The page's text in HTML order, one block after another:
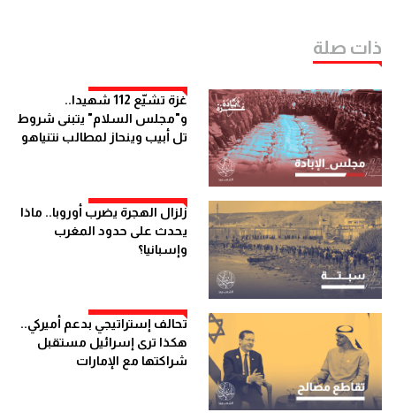
ذات صلة
غزة تشيّع 112 شهيدا..
و"مجلس السلام" يتبنى شروط
تل أبيب وينحاز لمطالب نتنياهو
زلزال الهجرة يضرب أوروبا.. ماذا
يحدث على حدود المغرب
وإسبانيا؟
تحالف إستراتيجي بدعم أميركي..
هكذا ترى إسرائيل مستقبل
شراكتها مع الإمارات